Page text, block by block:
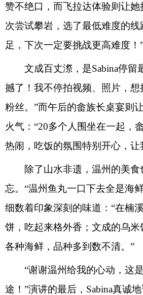
赞不绝口，而飞拉达体验则让她
次尝试攀岩，选了最低难度的
足，下次一定要挑战更高难度！
文成百丈漈，是Sabina停留
撼了！我不停拍视频、照片，
粉丝。”而午后的畲族长桌宴则
火气：“20多个人围坐在一起，
热闹，吃饭的氛围特别开心，让
除了山水非遗，温州的美食
忘。“温州鱼丸一口下去全是海
细数着印象深刻的味道：“在楠
饼，吃起来格外香；文成的乌
各种海鲜，品种多到数不清。”
“谢谢温州给我的心动，这是
途！”演讲的最后，Sabina真诚